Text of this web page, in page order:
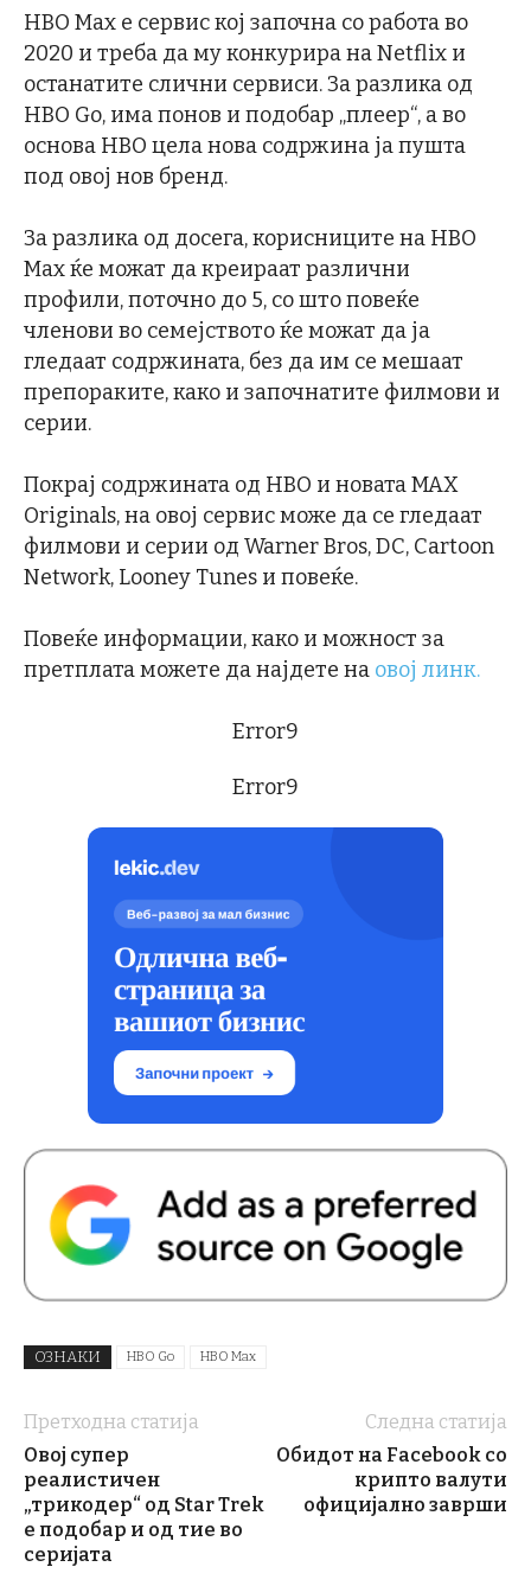
HBO Max е сервис кој започна со работа во
2020 и треба да му конкурира на Netflix и
останатите слични сервиси. За разлика од
HBO Go, има понов и подобар „плеер“, а во
основа HBO цела нова содржина ја пушта
под овој нов бренд.
За разлика од досега, корисниците на HBO
Max ќе можат да креираат различни
профили, поточно до 5, со што повеќе
членови во семејството ќе можат да ја
гледаат содржината, без да им се мешаат
препораките, како и започнатите филмови и
серии.
Покрај содржината од HBO и новата MAX
Originals, на овој сервис може да се гледаат
филмови и серии од Warner Bros, DC, Cartoon
Network, Looney Tunes и повеќе.
Повеќе информации, како и можност за
претплата можете да најдете на овој линк.
Error9
Error9
ОЗНАКИ HBO Go HBO Max
Претходна статија
Овој супер
реалистичен
„трикодер“ од Star Trek
е подобар и од тие во
серијата
Следна статија
Обидот на Facebook со
крипто валути
официјално заврши